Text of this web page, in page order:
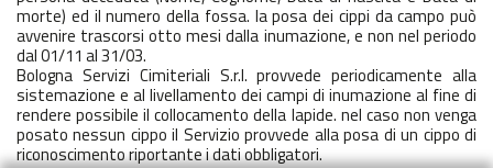
morte) ed il numero della fossa. la posa dei cippi da campo può
avvenire trascorsi otto mesi dalla inumazione, e non nel periodo
dal 01/11 al 31/03.
Bologna Servizi Cimiteriali S.r.l. provvede periodicamente alla
sistemazione e al livellamento dei campi di inumazione al fine di
rendere possibile il collocamento della lapide. nel caso non venga
posato nessun cippo il Servizio provvede alla posa di un cippo di
riconoscimento riportante i dati obbligatori.